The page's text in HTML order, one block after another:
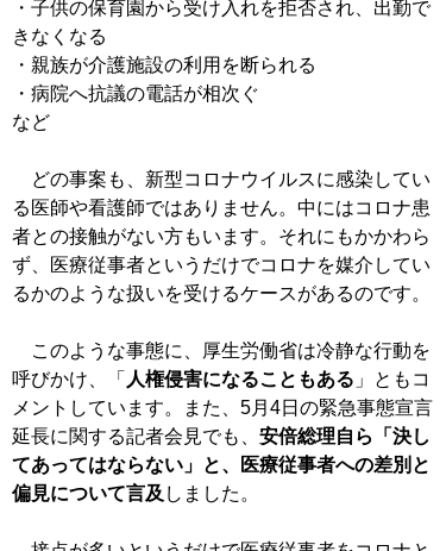
・子供の保育園から受け入れを拒否され、出勤で
きなくなる
・親族が介護施設の利用を断られる
・病院へ抗議の電話が相次ぐ
など
どの事案も、新型コロナウイルスに感染してい
る医師や看護師ではありません。中にはコロナ患
者との接触がない方もいます。それにもかかわら
ず、医療従事者というだけでコロナを媒介してい
るかのような扱いを受けるケースがあるのです。
このような事態に、厚生労働省は冷静な行動を
呼びかけ、「 人権侵害になることもある 」ともコ
メントしています。また、5月4日の緊急事態宣言
延長に関する記者会見でも、 安倍総理自ら「決し
てあってはならない」と、医療従事者への差別と
偏見について言及 しました。